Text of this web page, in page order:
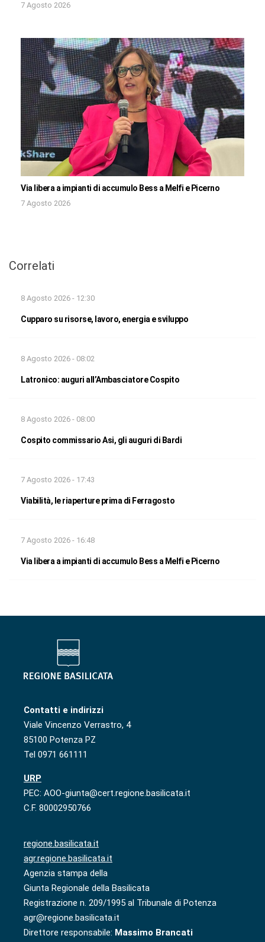
7 Agosto 2026
Via libera a impianti di accumulo Bess a Melfi e Picerno
7 Agosto 2026
Correlati
8 Agosto 2026 - 12:30
Cupparo su risorse, lavoro, energia e sviluppo
8 Agosto 2026 - 08:02
Latronico: auguri all’Ambasciatore Cospito
8 Agosto 2026 - 08:00
Cospito commissario Asi, gli auguri di Bardi
7 Agosto 2026 - 17:43
Viabilità, le riaperture prima di Ferragosto
7 Agosto 2026 - 16:48
Via libera a impianti di accumulo Bess a Melfi e Picerno
Contatti e indirizzi
Viale Vincenzo Verrastro, 4
85100 Potenza PZ
Tel 0971 661111
URP
PEC: AOO-giunta@cert.regione.basilicata.it
C.F. 80002950766
regione.basilicata.it
agr.regione.basilicata.it
Agenzia stampa della
Giunta Regionale della Basilicata
Registrazione n. 209/1995 al Tribunale di Potenza
agr@regione.basilicata.it
Direttore responsabile: Massimo Brancati